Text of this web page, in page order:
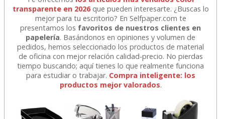
transparente en 2026 que pueden interesarte. ¿Buscas lo
mejor para tu escritorio? En Selfpaper.com te
presentamos los favoritos de nuestros clientes en
papelería. Basándonos en opiniones y volumen de
pedidos, hemos seleccionado los productos de material
de oficina con mejor relación calidad-precio. No pierdas
tiempo buscando; aquí tienes lo que realmente funciona
para estudiar o trabajar. Compra inteligente: los
productos mejor valorados.